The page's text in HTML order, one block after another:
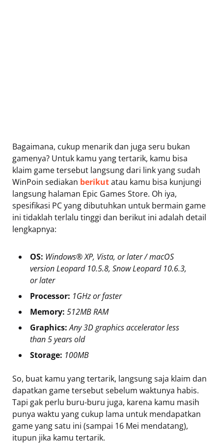
Bagaimana, cukup menarik dan juga seru bukan
gamenya? Untuk kamu yang tertarik, kamu bisa
klaim game tersebut langsung dari link yang sudah
WinPoin sediakan berikutatau kamu bisa kunjungi
langsung halaman Epic Games Store. Oh iya,
spesifikasi PC yang dibutuhkan untuk bermain game
ini tidaklah terlalu tinggi dan berikut ini adalah detail
lengkapnya:
OS: Windows® XP, Vista, or later / macOS
version Leopard 10.5.8, Snow Leopard 10.6.3,
or later
Processor: 1GHz or faster
Memory: 512MB RAM
Graphics: Any 3D graphics accelerator less
than 5 years old
Storage: 100MB
So, buat kamu yang tertarik, langsung saja klaim dan
dapatkan game tersebut sebelum waktunya habis.
Tapi gak perlu buru-buru juga, karena kamu masih
punya waktu yang cukup lama untuk mendapatkan
game yang satu ini (sampai 16 Mei mendatang),
itupun jika kamu tertarik.